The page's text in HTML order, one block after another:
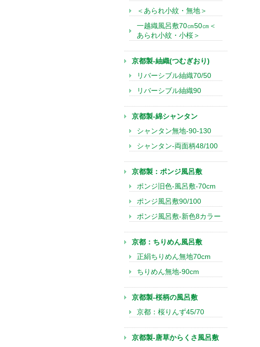
＜あられ小紋・無地＞
一越織風呂敷70㎝50㎝＜
あられ小紋・小桜＞
京都製-紬織(つむぎおり)
リバーシブル紬織70/50
リバーシブル紬織90
京都製-綿シャンタン
シャンタン無地-90-130
シャンタン-両面柄48/100
京都製：ポンジ風呂敷
ポンジ旧色-風呂敷-70cm
ポンジ風呂敷90/100
ポンジ風呂敷-新色8カラー
京都：ちりめん風呂敷
正絹ちりめん無地70cm
ちりめん無地-90cm
京都製-桜柄の風呂敷
京都：桜りんず45/70
京都製-唐草からくさ風呂敷